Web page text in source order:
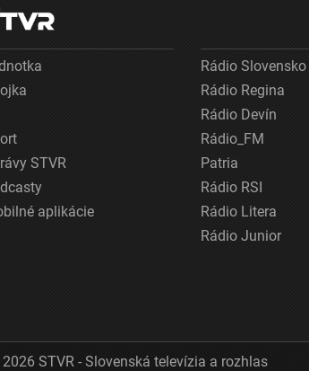
STVR
aplikácie
Rádio Slovensko
Rádio Regina
Rádio Devín
Rádio_FM
Patria
Rádio RSI
Rádio Litera
Rádio Junior
STVR - Slovenská televízia a rozhlas